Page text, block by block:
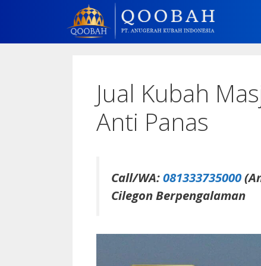
Jual Kubah
Anti Panas
Call/WA:081333735000
Cilegon Berpengalaman